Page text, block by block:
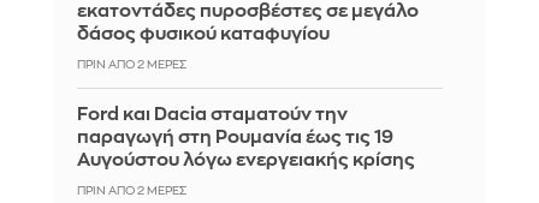
εκατοντάδες πυροσβέστες σε μεγάλο
δάσος φυσικού καταφυγίου
ΠΡΙΝ ΑΠΌ 2 ΜΈΡΕΣ
Ford και Dacia σταματούν την
παραγωγή στη Ρουμανία έως τις 19
Αυγούστου λόγω ενεργειακής κρίσης
ΠΡΙΝ ΑΠΌ 2 ΜΈΡΕΣ